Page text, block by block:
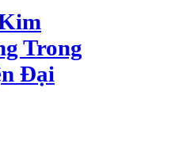
Trong
Đại